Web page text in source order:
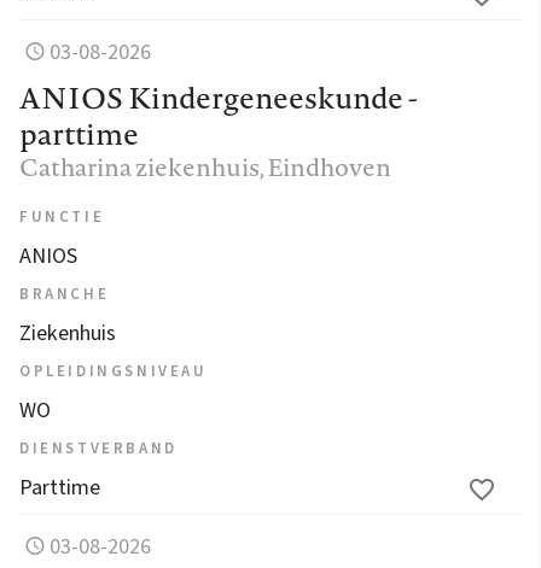
03-08-2026
ANIOS Kindergeneeskunde -
parttime
Catharina ziekenhuis, Eindhoven
FUNCTIE
ANIOS
BRANCHE
Ziekenhuis
OPLEIDINGSNIVEAU
WO
DIENSTVERBAND
Parttime
03-08-2026